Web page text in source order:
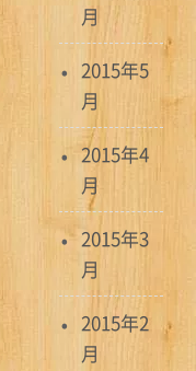
月
2015年5
月
2015年4
月
2015年3
月
2015年2
月